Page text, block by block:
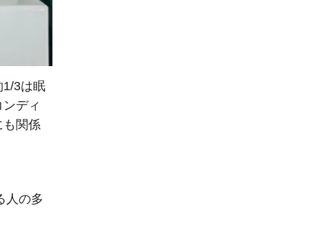
1/3は眠
ディ
関係
人の多